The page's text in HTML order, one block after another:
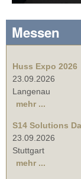
Messen
Huss Expo 2026
23.09.2026
Langenau
mehr ...
S14 Solutions
23.09.2026
Stuttgart
mehr ...